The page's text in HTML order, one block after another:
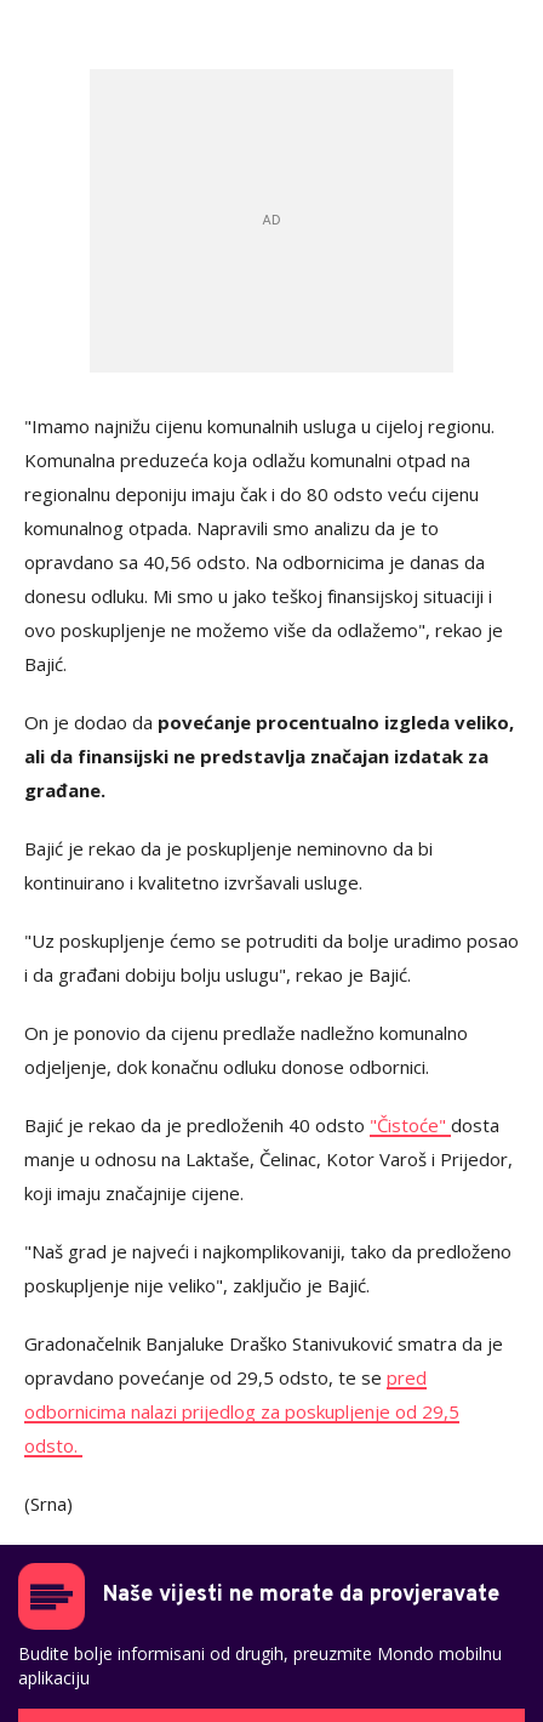
"Imamo najnižu cijenu komunalnih usluga u cijeloj regionu.
Komunalna preduzeća koja odlažu komunalni otpad na
regionalnu deponiju imaju čak i do 80 odsto veću cijenu
komunalnog otpada. Napravili smo analizu da je to
opravdano sa 40,56 odsto. Na odbornicima je danas da
donesu odluku. Mi smo u jako teškoj finansijskoj situaciji i
ovo poskupljenje ne možemo više da odlažemo", rekao je
Bajić.
On je dodao da povećanje procentualno izgleda veliko,
ali da finansijski ne predstavlja značajan izdatak za
građane.
Bajić je rekao da je poskupljenje neminovno da bi
kontinuirano i kvalitetno izvršavali usluge.
"Uz poskupljenje ćemo se potruditi da bolje uradimo posao
i da građani dobiju bolju uslugu", rekao je Bajić.
On je ponovio da cijenu predlaže nadležno komunalno
odjeljenje, dok konačnu odluku donose odbornici.
Bajić je rekao da je predloženih 40 odsto "Čistoće" dosta
manje u odnosu na Laktaše, Čelinac, Kotor Varoš i Prijedor,
koji imaju značajnije cijene.
"Naš grad je najveći i najkomplikovaniji, tako da predloženo
poskupljenje nije veliko", zaključio je Bajić.
Gradonačelnik Banjaluke Draško Stanivuković smatra da je
opravdano povećanje od 29,5 odsto, te se pred
odbornicima nalazi prijedlog za poskupljenje od 29,5
odsto.
(Srna)
Naše vijesti ne morate da provjeravate
Budite bolje informisani od drugih, preuzmite Mondo mobilnu
aplikaciju